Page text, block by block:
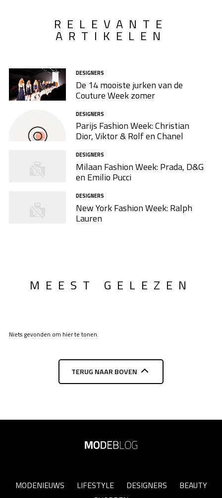
RELEVANTE
ARTIKELEN
DESIGNERS
De 14 mooiste jurken van de
Couture Week zomer
DESIGNERS
Parijs Fashion Week: Christian
Dior, Viktor & Rolf en Chanel
DESIGNERS
Milaan Fashion Week: Prada, D&G
en Emilio Pucci
DESIGNERS
New York Fashion Week: Ralph
Lauren
MEEST GELEZEN
Niets gevonden om hier te tonen.
TERUG NAAR BOVEN
MODENIEUWS LIFESTYLE DESIGNERS
BEAUTY